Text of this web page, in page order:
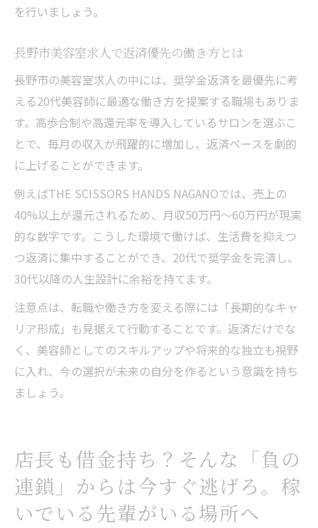
を行いましょう。
長野市美容室求人で返済優先の働き方とは
長野市の美容室求人の中には、奨学金返済を最優先に考
える20代美容師に最適な働き方を提案する職場もありま
す。高歩合制や高還元率を導入しているサロンを選ぶこ
とで、毎月の収入が飛躍的に増加し、返済ペースを劇的
に上げることができます。
例えばTHE SCISSORS HANDS NAGANOでは、売上の
40%以上が還元されるため、月収50万円〜60万円が現実
的な数字です。こうした環境で働けば、生活費を抑えつ
つ返済に集中することができ、20代で奨学金を完済し、
30代以降の人生設計に余裕を持てます。
注意点は、転職や働き方を変える際には「長期的なキャ
リア形成」も見据えて行動することです。返済だけでな
く、美容師としてのスキルアップや将来的な独立も視野
に入れ、今の選択が未来の自分を作るという意識を持ち
ましょう。
店長も借金持ち？そんな「負の
連鎖」からは今すぐ逃げろ。稼
いでいる先輩がいる場所へ